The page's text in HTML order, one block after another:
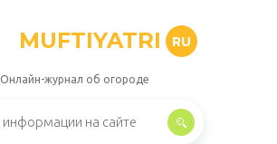
MUFTIYATRI RU
Онлайн-журнал об огороде